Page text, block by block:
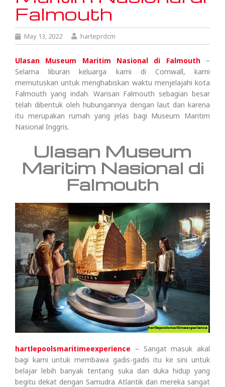
Falmouth
May 13, 2022 harteprdcm
Ulasan Museum Maritim Nasional di Falmouth–
Selama liburan keluarga kami di Cornwall, kami
memutuskan untuk menghabiskan waktu menjelajahi kota
Falmouth yang indah. Warisan Falmouth sebagian besar
telah dibentuk oleh hubungannya dengan laut dan karena
itu merupakan rumah yang jelas bagi Museum Maritim
Nasional Inggris.
Ulasan Museum
Maritim Nasional di
Falmouth
hartlepoolsmaritimeexperience – Sangat masuk akal
bagi kami untuk membawa gadis-gadis itu ke sini untuk
belajar lebih banyak tentang suka dan duka hidup yang
begitu dekat dengan Samudra Atlantik dan mereka sangat